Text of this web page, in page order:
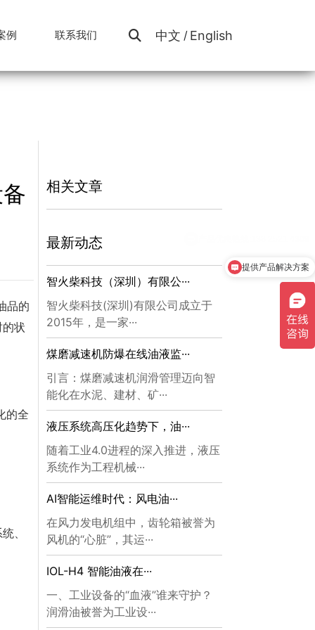
例 联系我们 中文 / English
品的
状
的全
、
相关文章
最新动态
智火柴科技（深圳）有限公···
智火柴科技(深圳)有限公司成立于
2015年，是一家···
煤磨减速机防爆在线油液监···
引言：煤磨减速机润滑管理迈向智
能化在水泥、建材、矿···
液压系统高压化趋势下，油···
随着工业4.0进程的深入推进，液压
系统作为工程机械···
AI智能运维时代：风电油···
在风力发电机组中，齿轮箱被誉为
风机的“心脏”，其运···
IOL-H4 智能油液在···
一、工业设备的“血液”谁来守护？
润滑油被誉为工业设···
提供产品解决方案